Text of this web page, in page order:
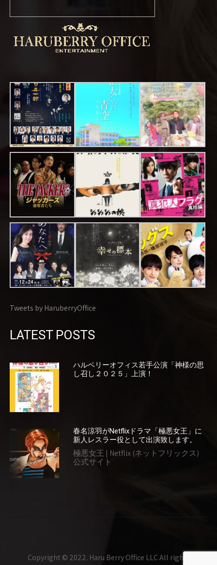
Tweets by HaruberryOffice
LATEST POSTS
ハルベリーオフィス若手公演「神様の思
し召し２０２５」上演！
春名涼羽がNetflixドラマ「極悪女王」に
新人レスラー役として出演致します。
極悪女王 | Netflix (ネットフリックス)
公式サイト
Copyright © 2022. Haru Berry Office LLC All rights